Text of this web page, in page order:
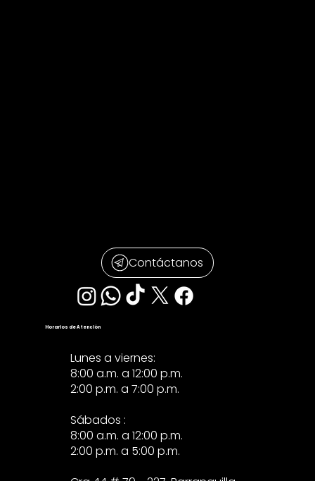
Horarios de Atención
Lunes a viernes:
8:00 a.m. a 12:00 p.m.
2:00 p.m. a 7:00 p.m.
Sábados :
8:00 a.m. a 12:00 p.m.
2:00 p.m. a 5:00 p.m.
Contáctanos